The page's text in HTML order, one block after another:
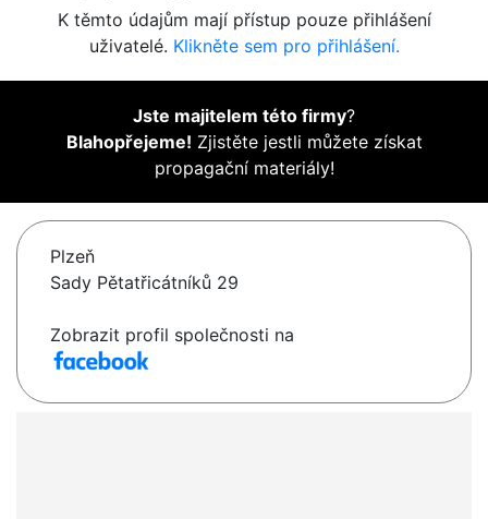
K těmto údajům mají přístup pouze přihlášení
uživatelé. Klikněte sem pro přihlášení.
Jste majitelem této firmy?
Blahopřejeme! Zjistěte jestli můžete získat
propagační materiály!
Plzeň
Sady Pětatřicátníků 29
Zobrazit profil společnosti na